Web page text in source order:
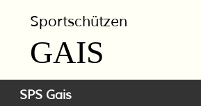
Sportschützen
GAIS
SPS Gais